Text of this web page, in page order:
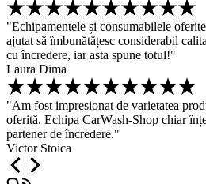
"Echipamentele și consumabilele
ajutat să îmbunătățesc considerabil
cu încredere, iar asta spune totul!"
Laura Dima
"Am fost impresionat de varietatea
oferită. Echipa CarWash-Shop chiar
partener de încredere."
Victor Stoica